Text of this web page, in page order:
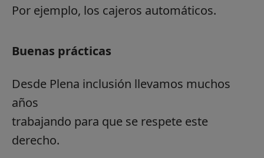
Por ejemplo, los cajeros automáticos.
Buenas prácticas
Desde Plena inclusión llevamos muchos
años
trabajando para que se respete este
derecho.